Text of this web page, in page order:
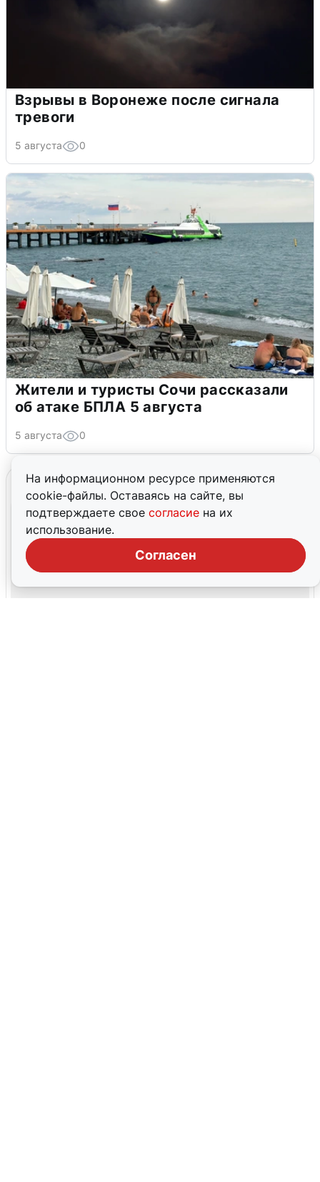
На информационном ресурсе применяются
cookie-файлы. Оставаясь на сайте, вы
подтверждаете свое согласие на их
использование.
Согласен
Взрывы в Воронеже после сигнала
тревоги
5 августа 0
Жители и туристы Сочи рассказали
об атаке БПЛА 5 августа
5 августа 0